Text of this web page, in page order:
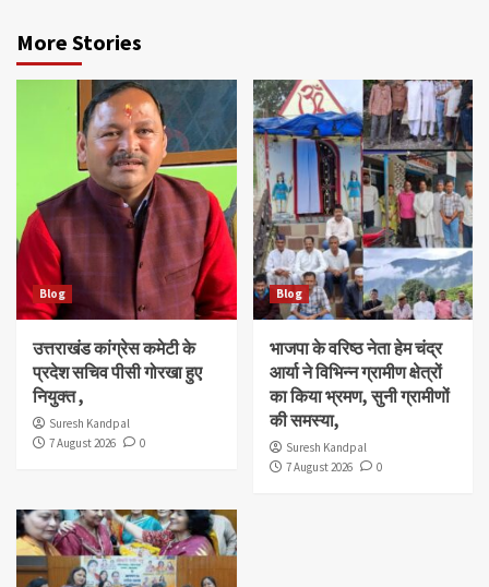
More Stories
Blog
उत्तराखंड कांग्रेस कमेटी के
प्रदेश सचिव पीसी गोरखा हुए
नियुक्त ,
Suresh Kandpal
7 August 2026
0
Blog
भाजपा के वरिष्ठ नेता हेम चंद्र
आर्या ने विभिन्न ग्रामीण क्षेत्रों
का किया भ्रमण, सुनी ग्रामीणों
की समस्या,
Suresh Kandpal
7 August 2026
0